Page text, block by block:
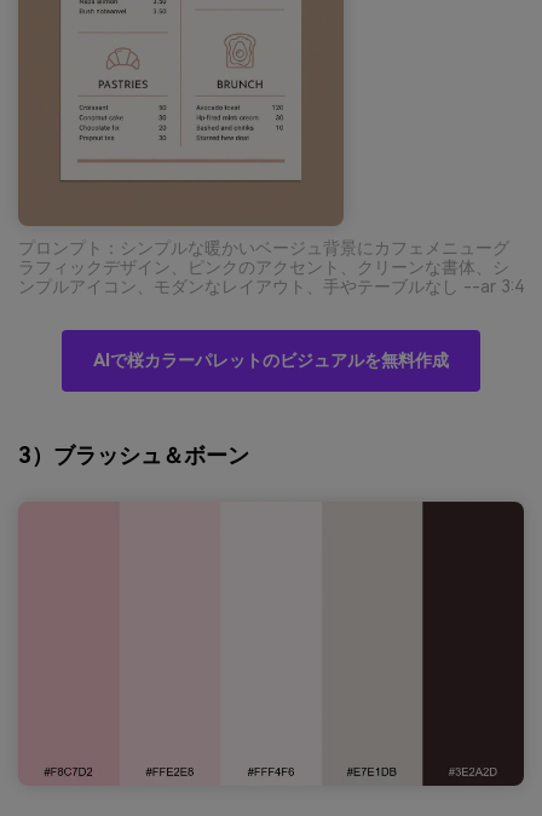
プロンプト：シンプルな暖かいベージュ背景にカフェメニューグ
ラフィックデザイン、ピンクのアクセント、クリーンな書体、シ
ンプルアイコン、モダンなレイアウト、手やテーブルなし --ar 3:4
AIで桜カラーパレットのビジュアルを無料作成
3）ブラッシュ＆ボーン